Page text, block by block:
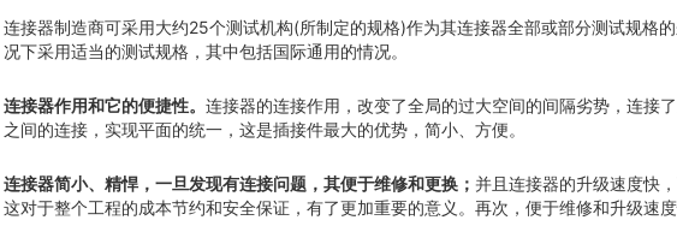
连接器制造商可采用大约25个测试机构(所制定的规格)作为其连接器全部或部分测试规格
况下采用适当的测试规格，其中包括国际通用的情况。
连接器作用和它的便捷性。 连接器的连接作用，改变了全局的过大空间的间隔劣势，连接
之间的连接，实现平面的统一，这是插接件最大的优势，简小、方便。
连接器简小、精悍，一旦发现有连接问题，其便于维修和更换； 并且连接器的升级速度快
这对于整个工程的成本节约和安全保证，有了更加重要的意义。再次，便于维修和升级速度